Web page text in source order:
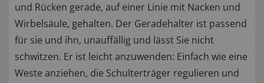
und Rücken gerade, auf einer Linie mit Nacken und
Wirbelsäule, gehalten. Der Geradehalter ist passend
für sie und ihn, unauffällig und lässt Sie nicht
schwitzen. Er ist leicht anzuwenden: Einfach wie eine
Weste anziehen, die Schulterträger regulieren und